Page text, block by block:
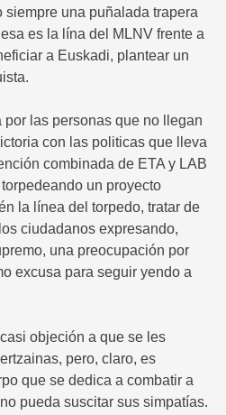
una puñalada trapera
es la lína del MLNV frente a
a Euskadi, plantear un
las personas que no llegan
con las politicas que lleva
combinada de ETA y LAB
un proyecto
la línea del torpedo, tratar de
ciudadanos expresando,
una preocupación por
excusa para seguir yendo a
objeción a que se les
pero, claro, es
que se dedica a combatir a
pueda suscitar sus simpatías.